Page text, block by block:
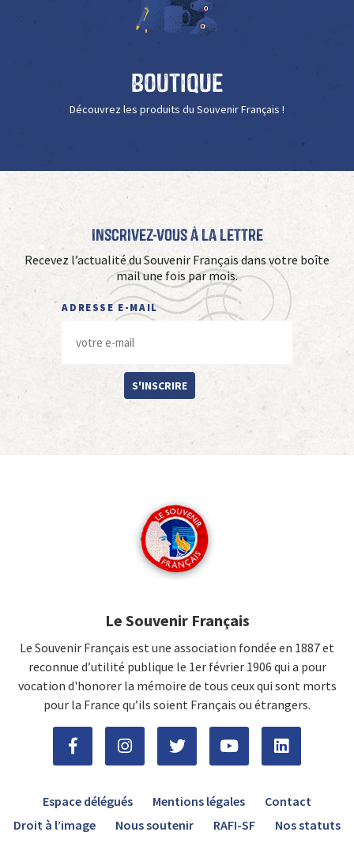
Boutique
Découvrez les produits du Souvenir Français !
Inscrivez-vous à La Lettre
Recevez l’actualité du Souvenir Français dans votre boîte
mail une fois par mois.
ADRESSE E-MAIL
S'INSCRIRE
Le Souvenir Français
Le Souvenir Français est une association fondée en 1887 et
reconnue d’utilité publique le 1er février 1906 qui a pour
vocation d'honorer la mémoire de tous ceux qui sont morts
pour la France qu’ils soient Français ou étrangers.
Espace délégués Mentions légales
Contact
Droit à l’image
Nous soutenir RAFI-SF Nos statuts